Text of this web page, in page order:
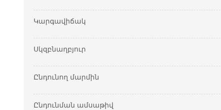
Կարգավիճակ
Սկզբնաղբյուր
Ընդունող մարմին
Ընդունման ամսաթիվ